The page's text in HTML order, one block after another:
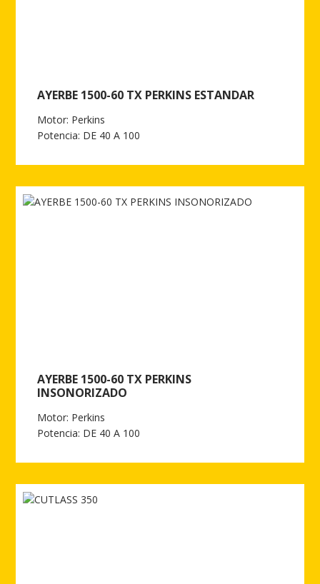
AYERBE 1500-60 TX PERKINS ESTANDAR
Motor: Perkins
Potencia: DE 40 A 100
AYERBE 1500-60 TX PERKINS
INSONORIZADO
Motor: Perkins
Potencia: DE 40 A 100